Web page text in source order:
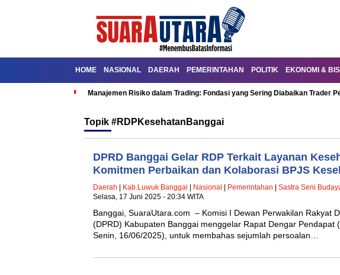
HOME NASIONAL DAERAH PEMERINTAHAN POLITIK EKONOMI &
Manajemen Risiko dalam Trading: Fondasi yang Sering Diabaikan Trader
Topik #RDPKesehatanBanggai
DPRD Banggai Gelar RDP Terkait Layanan
Komitmen Perbaikan dan Kolaborasi BPJS
Daerah Kab.Luwuk Banggai Nasional Pemerintahan Sastra Seni
Selasa, 17 Juni 2025 - 20:34 WITA
Banggai, SuaraUtara.com – Komisi I Dewan Perwakilan Rakyat
(DPRD) Kabupaten Banggai menggelar Rapat Dengar Pendapat
Senin, 16/06/2025), untuk membahas sejumlah persoalan…